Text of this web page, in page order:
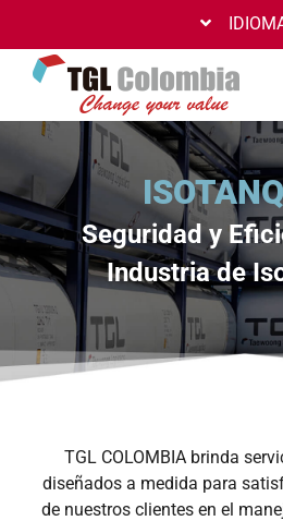
contenido
Seguridad y
Industria de
TGL COLOMBIA brinda
diseñados a medida para
de nuestros clientes en el